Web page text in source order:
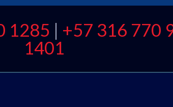
1285 | +57 316 770
1401